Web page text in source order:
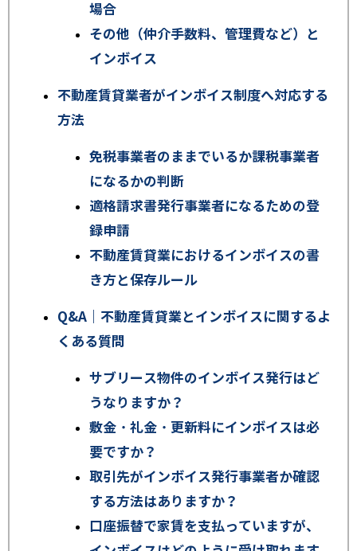
場合
その他（仲介手数料、管理費など）と
インボイス
不動産賃貸業者がインボイス制度へ対応する
方法
免税事業者のままでいるか課税事業者
になるかの判断
適格請求書発行事業者になるための登
録申請
不動産賃貸業におけるインボイスの書
き方と保存ルール
Q&A｜不動産賃貸業とインボイスに関するよ
くある質問
サブリース物件のインボイス発行はど
うなりますか？
敷金・礼金・更新料にインボイスは必
要ですか？
取引先がインボイス発行事業者か確認
する方法はありますか？
口座振替で家賃を支払っていますが、